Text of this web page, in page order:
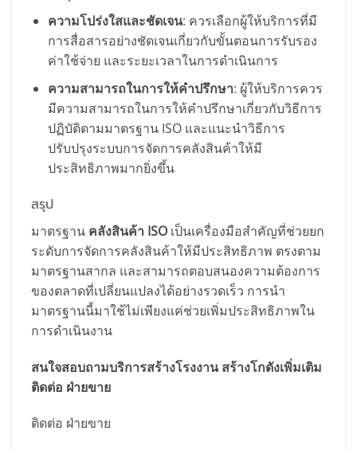
ความโปร่งใสและชัดเจน: ควรเลือกผู้ให้บริการที่มี
การสื่อสารอย่างชัดเจนเกี่ยวกับขั้นตอนการรับรอง
ค่าใช้จ่าย และระยะเวลาในการดำเนินการ
ความสามารถในการให้คำปรึกษา: ผู้ให้บริการควร
มีความสามารถในการให้คำปรึกษาเกี่ยวกับวิธีการ
ปฏิบัติตามมาตรฐาน ISO และแนะนำวิธีการ
ปรับปรุงระบบการจัดการคลังสินค้าให้มี
ประสิทธิภาพมากยิ่งขึ้น
สรุป
มาตรฐาน คลังสินค้า ISO เป็นเครื่องมือสำคัญที่ช่วยยก
ระดับการจัดการคลังสินค้าให้มีประสิทธิภาพ ตรงตาม
มาตรฐานสากล และสามารถตอบสนองความต้องการ
ของตลาดที่เปลี่ยนแปลงได้อย่างรวดเร็ว การนำ
มาตรฐานนี้มาใช้ไม่เพียงแค่ช่วยเพิ่มประสิทธิภาพใน
การดำเนินงาน
สนใจสอบถามบริการสร้างโรงงาน สร้างโกดังเพิ่มเติม
ติดต่อ ฝ่ายขาย
ติดต่อ ฝ่ายขาย